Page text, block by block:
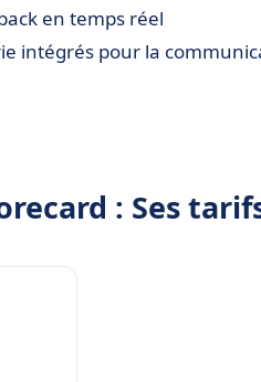
en temps réel
intégrés pour la
: Ses